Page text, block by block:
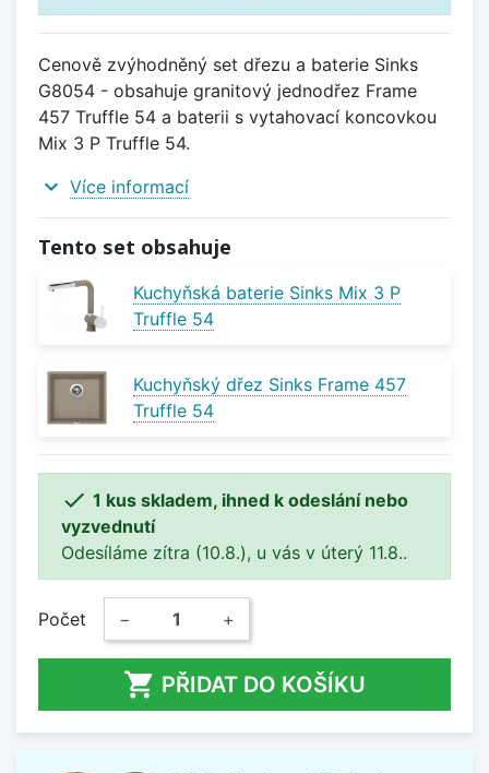
Cenově zvýhodněný set dřezu a baterie Sinks
G8054 - obsahuje granitový jednodřez Frame
457 Truffle 54 a baterii s vytahovací koncovkou
Mix 3 P Truffle 54.
expand_more Více informací
Tento set obsahuje
Kuchyňská baterie Sinks Mix 3 P
Truffle 54
Kuchyňský dřez Sinks Frame 457
Truffle 54
 1 kus skladem, ihned k odeslání nebo
vyzvednutí
Odesíláme zítra (10.8.), u vás v úterý 11.8..
Počet − +
 PŘIDAT DO KOŠÍKU